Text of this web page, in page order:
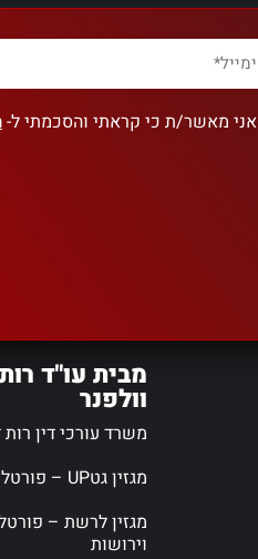
אני מאשר/ת כי קראתי והסכמתי ל-
מבית עו"ד
וולפנר
משרד עורכי דין רות
מגזין גטUP – פורטל גירושין
מגזין לרשת –
וירושות